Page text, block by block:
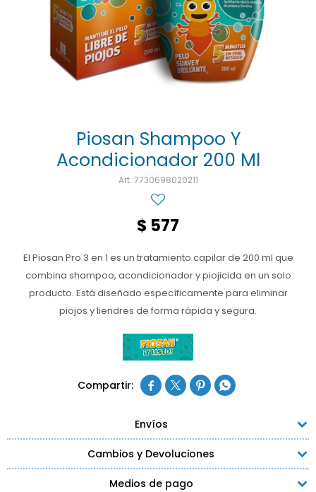
Piosan Shampoo Y
Acondicionador 200 Ml
7730698020211
$ 577
El Piosan Pro 3 en 1 es un tratamiento capilar de 200 ml que
combina shampoo, acondicionador y piojicida en un solo
producto. Está diseñado específicamente para eliminar
piojos y liendres de forma rápida y segura.
   
Envíos
Cambios y Devoluciones
Medios de pago
Ojos y oído
Test de autodiagnóstico
Productos fraccionados
Cuidado manos
Limpieza ropa
Cuidado personal